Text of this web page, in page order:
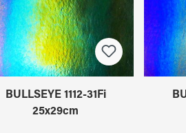
BULLSEYE 1112-31Fi
25x29cm